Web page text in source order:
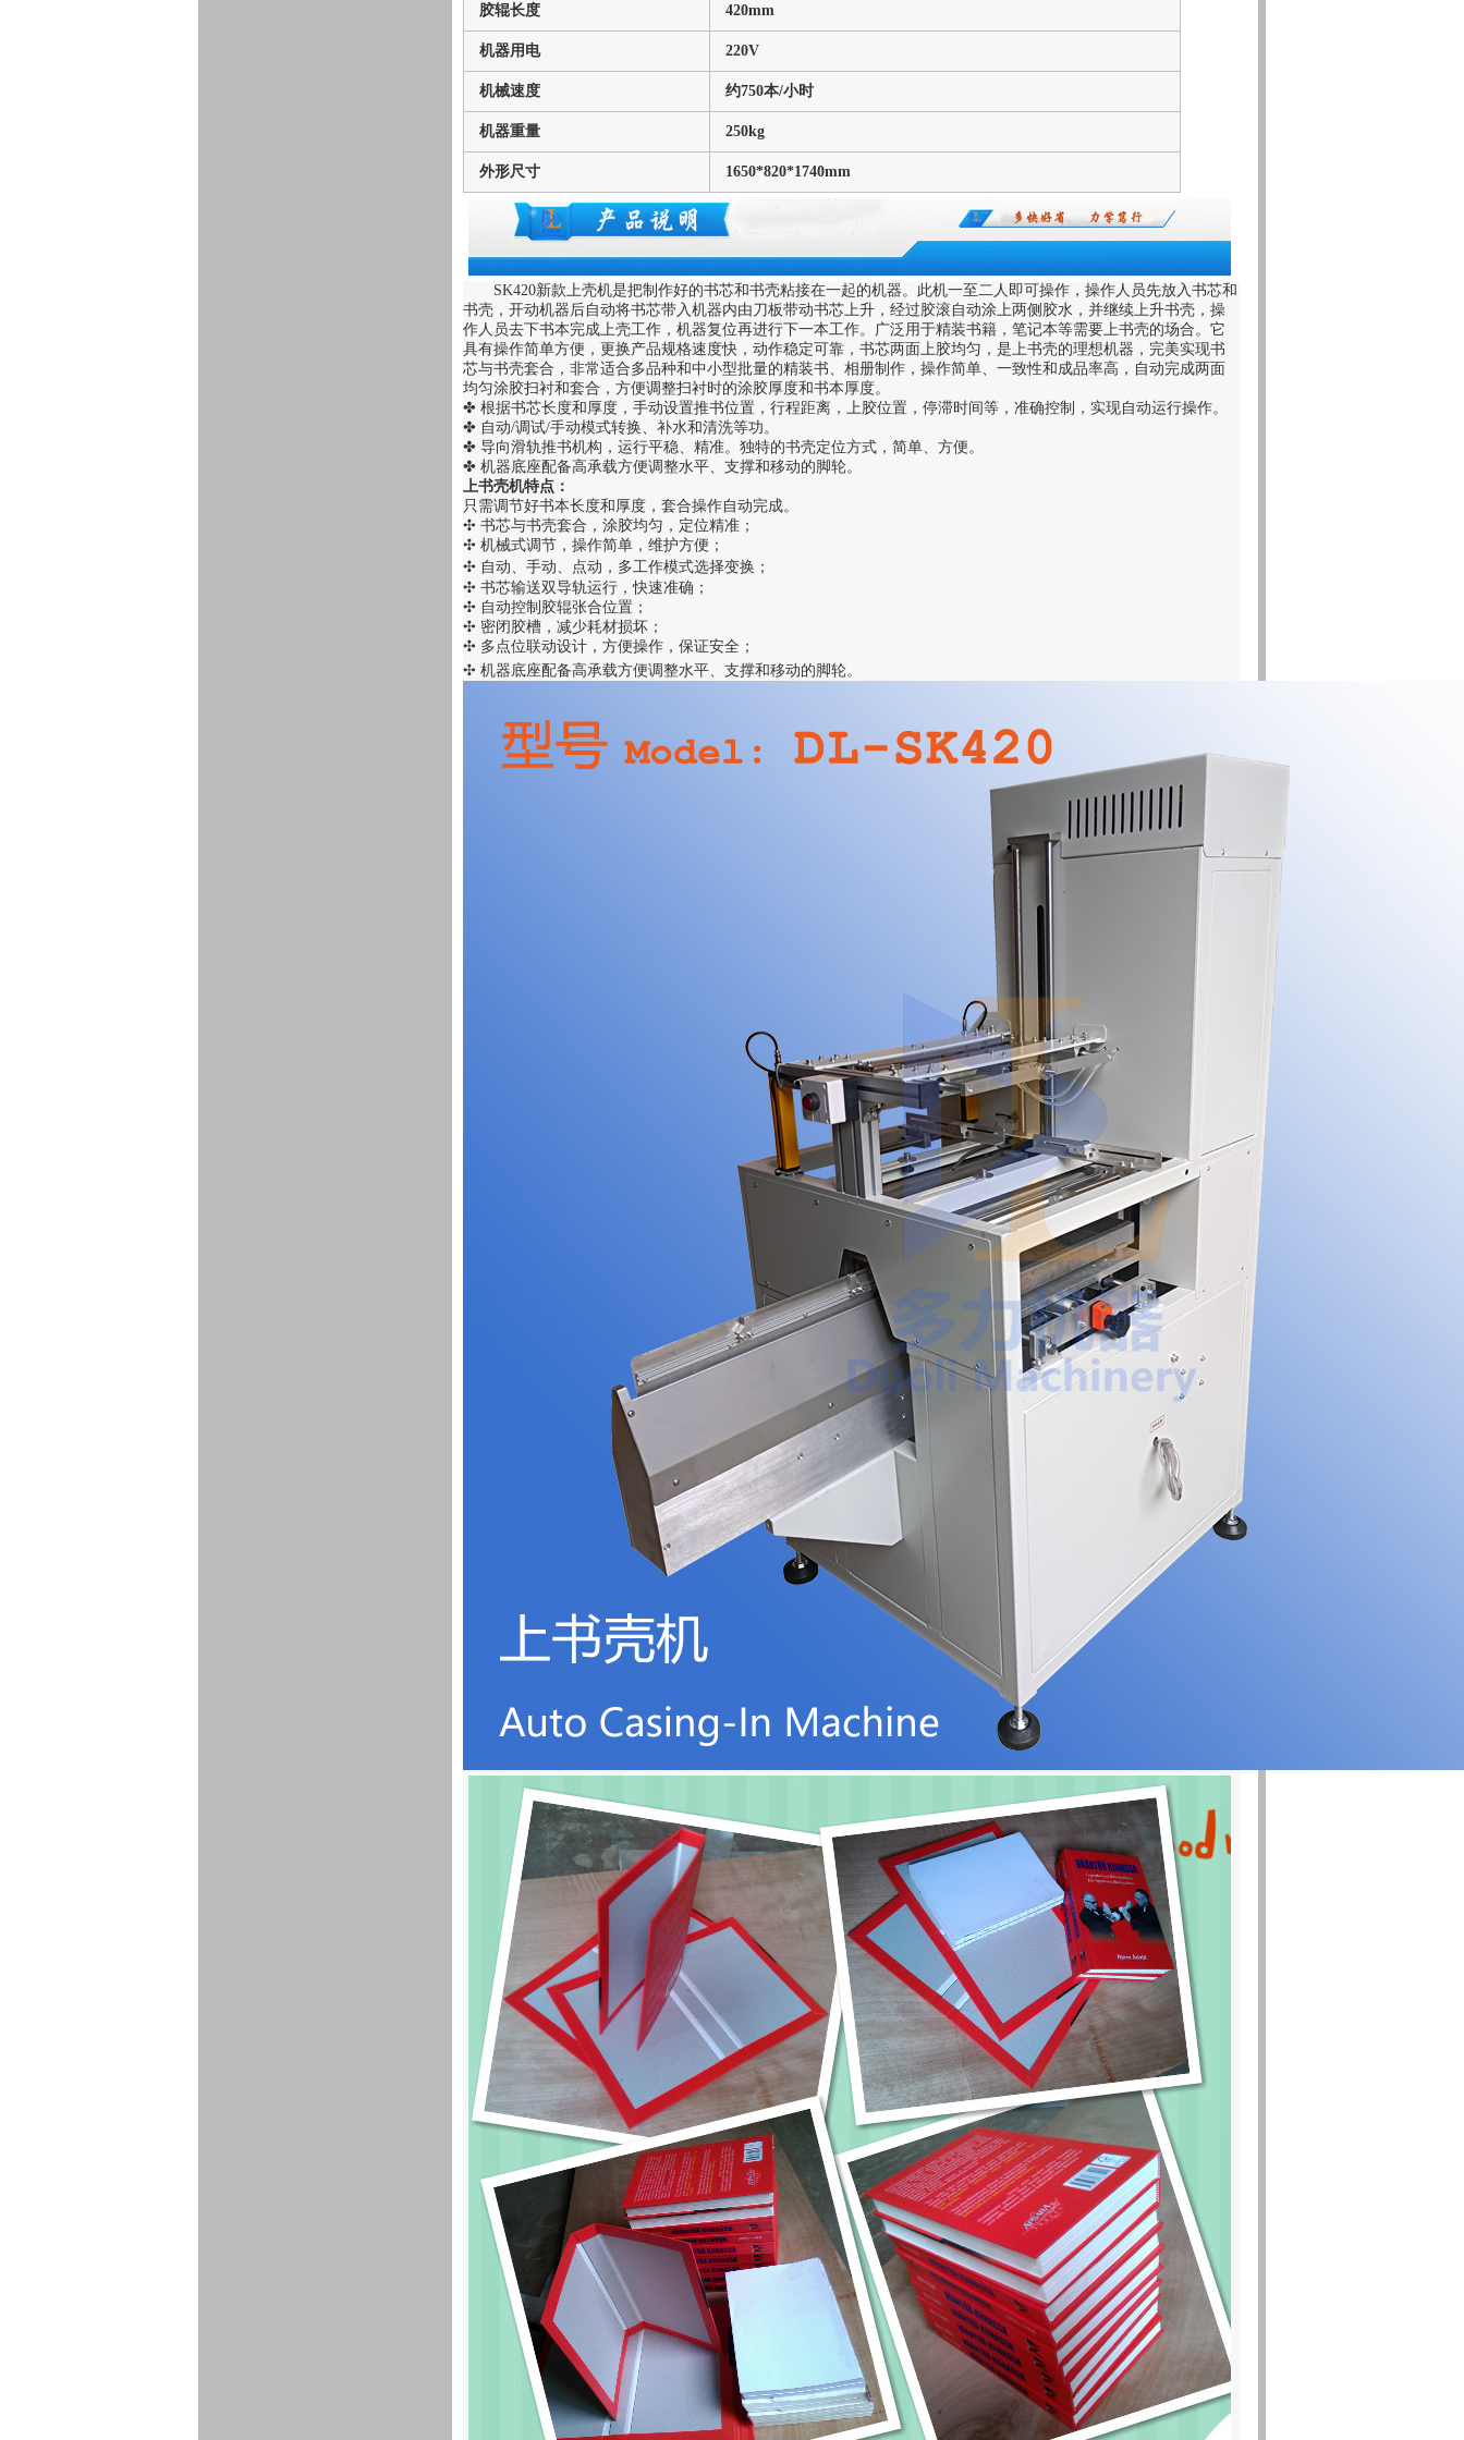
胶辊长度 420mm
机器用电 220V
机械速度 约750本/小时
机器重量 250kg
外形尺寸 1650*820*1740mm
SK420新款上壳机是把制作好的书芯和书壳粘接在一起的机器。此机一至二人即可操作，操作人员先放入书芯和
书壳，开动机器后自动将书芯带入机器内由刀板带动书芯上升，经过胶滚自动涂上两侧胶水，并继续上升书壳，操
作人员去下书本完成上壳工作，机器复位再进行下一本工作。广泛用于精装书籍，笔记本等需要上书壳的场合。它
具有操作简单方便，更换产品规格速度快，动作稳定可靠，书芯两面上胶均匀，是上书壳的理想机器，完美实现书
芯与书壳套合，非常适合多品种和中小型批量的精装书、相册制作，操作简单、一致性和成品率高，自动完成两面
均匀涂胶扫衬和套合，方便调整扫衬时的涂胶厚度和书本厚度。
✤ 根据书芯长度和厚度，手动设置推书位置，行程距离，上胶位置，停滞时间等，准确控制，实现自动运行操作。
✤ 自动/调试/手动模式转换、补水和清洗等功。
✤ 导向滑轨推书机构，运行平稳、精准。独特的书壳定位方式，简单、方便。
✤ 机器底座配备高承载方便调整水平、支撑和移动的脚轮。
上书壳机特点：
只需调节好书本长度和厚度，套合操作自动完成。
✣ 书芯与书壳套合，涂胶均匀，定位精准；
✣ 机械式调节 ，操作简单，维护方便；
✣ 自动、手动、点动，多工作模式选择变换；
✣ 书芯输送双导轨运行，快速准确；
✣ 自动控制胶辊张合位置；
✣ 密闭胶槽，减少耗材损坏；
✣ 多点位联动设计，方便操作，保证安全；
✣ 机器底座配备高承载方便调整水平、支撑和移动的脚轮。